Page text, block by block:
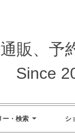
販、予
Since
ー・検索 シ